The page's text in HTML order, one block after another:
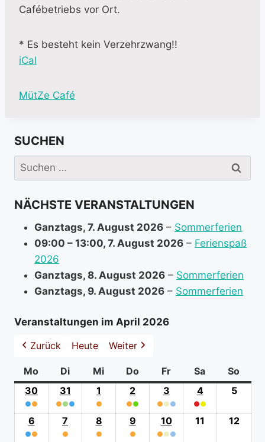
Cafébetriebs vor Ort.
* Es besteht kein Verzehrzwang!!
iCal
M
e
i
n
o
n
b
u
MütZe Café
SUCHEN
Suchen
nach:
NÄCHSTE VERANSTALTUNGEN
Ganztags, 7. August 2026 – Sommerferien
09:00 – 13:00, 7. August 2026 – Ferienspaß
2026
Ganztags, 8. August 2026 – Sommerferien
Ganztags, 9. August 2026 – Sommerferien
Veranstaltungen im April 2026
Zurück
Heute Weiter
Mo Montag
DiDienstag
Mi Mittwoch
DoDonnerstag
FrFreitag
Sa Samstag
So
30
März
2026
●●
(2
event
31
März
●●●
(3
event
1
April
2026
●
(1
event
2
April
●●
(2
event
3
April
2026
●●●
(3
event
44.
April
2026
●●
(2
55.
2026
event
6
April
●●
7
●
8
●
9
April
●
1010.
April
●●●
11 1212.